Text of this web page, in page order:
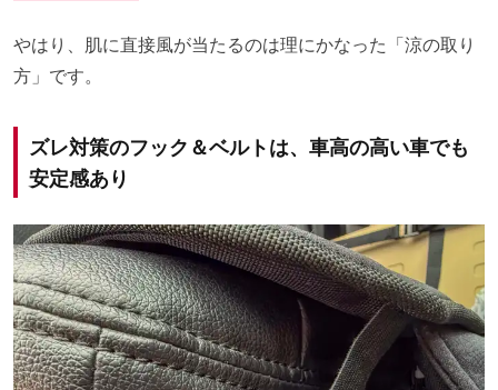
やはり、肌に直接風が当たるのは理にかなった「涼の取り
方」です。
ズレ対策のフック＆ベルトは、車高の高い車でも
安定感あり